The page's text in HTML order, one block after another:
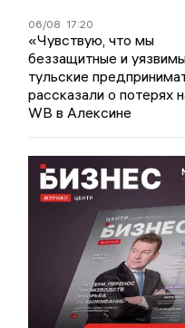
06/08 17:20
«Чувствую, что мы
беззащитные и
тульские
рассказали о потерях
WB в Алексине